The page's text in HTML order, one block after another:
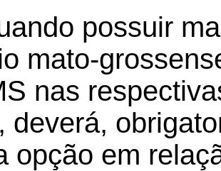
possuir
mato-
nas
deverá,
opção em